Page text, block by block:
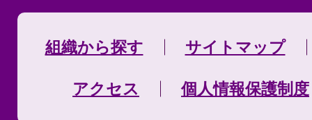
組織から探す サイトマップ
アクセス 個人情報保護制度